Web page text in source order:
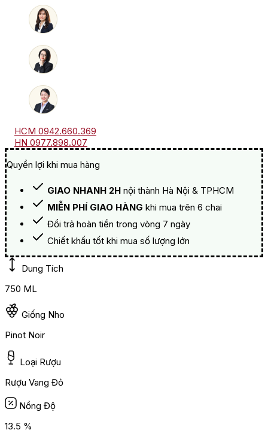
HCM 0942.660.369
HN 0977.898.007
Quyền lợi khi mua hàng
GIAO NHANH 2H nội thành Hà Nội & TPHCM
MIỄN PHÍ GIAO HÀNG khi mua trên 6 chai
Đổi trả hoàn tiền trong vòng 7 ngày
Chiết khấu tốt khi mua số lượng lớn
Dung Tích
750 ML
Giống Nho
Pinot Noir
Loại Rượu
Rượu Vang Đỏ
Nồng Độ
13.5 %